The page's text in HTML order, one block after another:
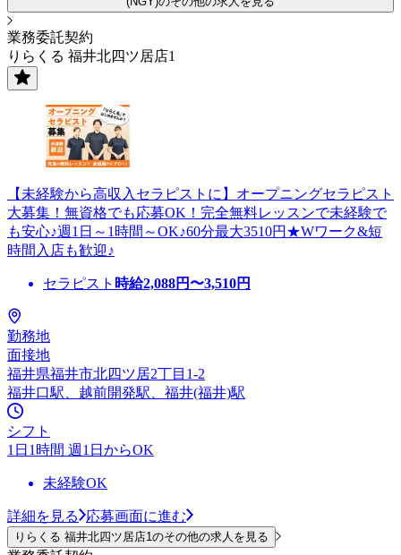
業務委託契約
りらくる 福井北四ツ居店1
【未経験から高収入セラピストに】オープニングセラピスト
大募集！無資格でも応募OK！完全無料レッスンで未経験で
も安心♪週1日～1時間～OK♪60分最大3510円★Wワーク&短
時間入店も歓迎♪
セラピスト 時給2,088円〜3,510円
勤務地
面接地
福井県福井市北四ツ居2丁目1-2
福井口駅、越前開発駅、福井(福井)駅
シフト
1日1時間 週1日からOK
未経験OK
詳細を見る 応募画面に進む
りらくる 福井北四ツ居店1のその他の求人を見る